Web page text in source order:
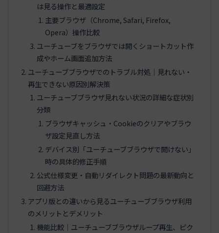
は見る操作と最適設定
主要ブラウザ（Chrome, Safari, Firefox,
Opera）操作比較
ユーチューブをブラウザでは開くショートカット作
成やホーム画面追加方法
ユーチューブブラウザでのトラブル対処｜見れない・
再生できない原因別解決策
ユーチューブブラウザ見れない状況の詳細な症状別
分類
ブラウザキャッシュ・Cookieのクリアやブラウ
ザ設定見直し方法
デバイス別「ユーチューブブラウザで開けない」
時の具体的修正手順
公式仕様変更・自動リダイレクト問題の最新動向と
回避方法
アプリ版との違いから見るユーチューブブラウザ利用
のメリットとデメリット
機能比較｜ユーチューブブラウザループ再生、ピク